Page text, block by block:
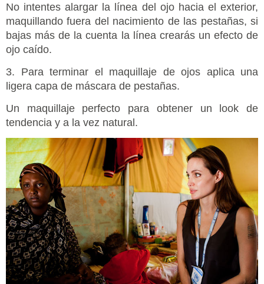
No intentes alargar la línea del ojo hacia el exterior,
maquillando fuera del nacimiento de las pestañas, si
bajas más de la cuenta la línea crearás un efecto de
ojo caído.
3. Para terminar el maquillaje de ojos aplica una
ligera capa de máscara de pestañas.
Un maquillaje perfecto para obtener un look de
tendencia y a la vez natural.